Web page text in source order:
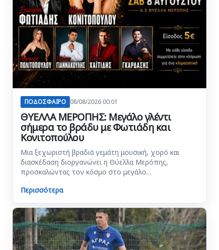
ΠΟΔΟΣΦΑΙΡΟ 08/08/2026 00:01
ΘΥΕΛΛΑ ΜΕΡΟΠΗΣ: Μεγάλο γλέντι
σήμερα το βράδυ με Φωτιάδη και
Κονιτοπούλου
Μια ξεχωριστή βραδιά γεμάτη μουσική, χορό και
διασκέδαση διοργανώνει η Θύελλα Μερόπης,
προσκαλώντας τον κόσμο στο μεγάλο…
Περισσότερα